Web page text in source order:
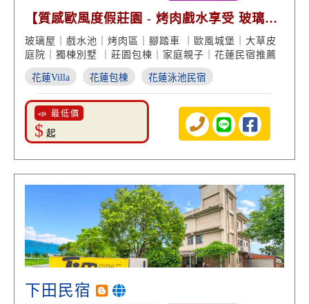
【質感歐風度假莊園 - 烤肉戲水享受 玻璃屋
美景】
玻璃屋｜戲水池｜烤肉區｜腳踏車 ｜歐風城堡｜大草皮
庭院｜獨棟別墅 ｜莊園包棟｜家庭親子｜花蓮民宿推薦
花蓮Villa 花蓮包棟 花蓮泳池民宿
📣 最低價
$ 起
下田民宿